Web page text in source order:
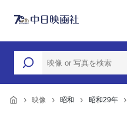
映像 昭和 昭和29年